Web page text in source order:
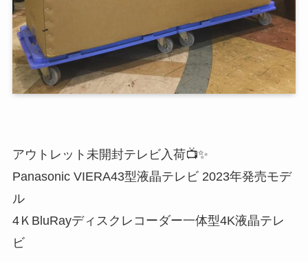
アウトレット未開封テレビ入荷📺✨️
Panasonic VIERA43型液晶テレビ 2023年発売モデ
ル
4ＫBluRayディスクレコーダー一体型4K液晶テレ
ビ